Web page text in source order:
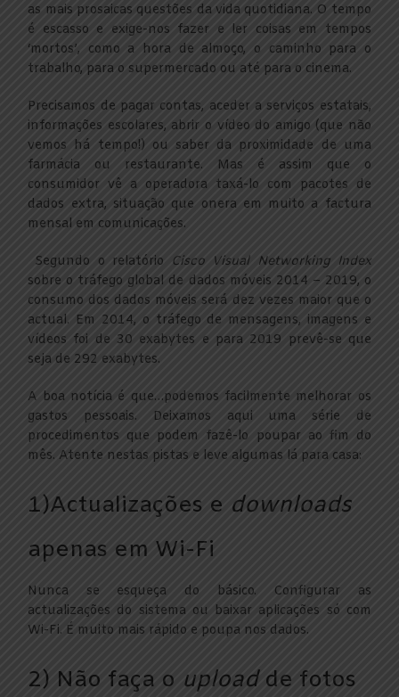
as mais prosaicas questões da vida quotidiana. O tempo
é escasso e exige-nos fazer e ler coisas em tempos
‘mortos’, como a hora de almoço, o caminho para o
trabalho, para o supermercado ou até para o cinema.
Precisamos de pagar contas, aceder a serviços estatais,
informações escolares, abrir o vídeo do amigo (que não
vemos há tempo!) ou saber da proximidade de uma
farmácia ou restaurante. Mas é assim que o
consumidor vê a operadora taxá-lo com pacotes de
dados extra, situação que onera em muito a factura
mensal em comunicações.
Segundo o relatório
Cisco Visual Networking Index
sobre o tráfego global de dados móveis 2014 – 2019, o
consumo dos dados móveis será dez vezes maior que o
actual. Em 2014, o tráfego de mensagens, imagens e
vídeos foi de 30 exabytes e para 2019 prevê-se que
seja de 292 exabytes.
A boa notícia é que…podemos facilmente melhorar os
gastos pessoais. Deixamos aqui uma série de
procedimentos que podem fazê-lo poupar ao fim do
mês. Atente nestas pistas e leve algumas lá para casa:
1)Actualizações e downloads
apenas em Wi-Fi
Nunca se esqueça do básico. Configurar as
actualizações do sistema ou baixar aplicações só com
Wi-Fi. É muito mais rápido e poupa nos dados.
2) Não faça o uploadde fotos